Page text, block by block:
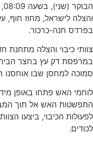
והצלה לישראל, מחוז חוף,
בפרדס חנה-כרכור.
צוותי כיבוי והצלה מתחנת
במרפסת דק עץ בחצר הבית.
סמוכה למחסן שבו אוחסנו
לוחמי האש פתחו באופן
התפשטות האש אל תוך
לפעולות הכיבוי, ביצעו
לכודים.